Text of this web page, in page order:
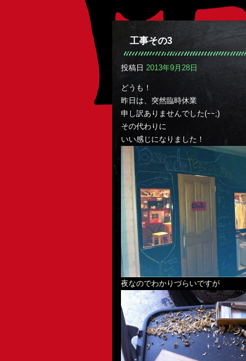
工事その3
投稿日 2013年9月28日
どうも！
昨日は、突然臨時休業
申し訳ありませんでした(ｰｰ;)
その代わりに
いい感じになりました！
夜なのでわかりづらいですが